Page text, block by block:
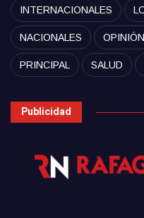
INTERNACIONALES
NACIONALES OPINIÓN
PRINCIPAL SALUD
Publicidad